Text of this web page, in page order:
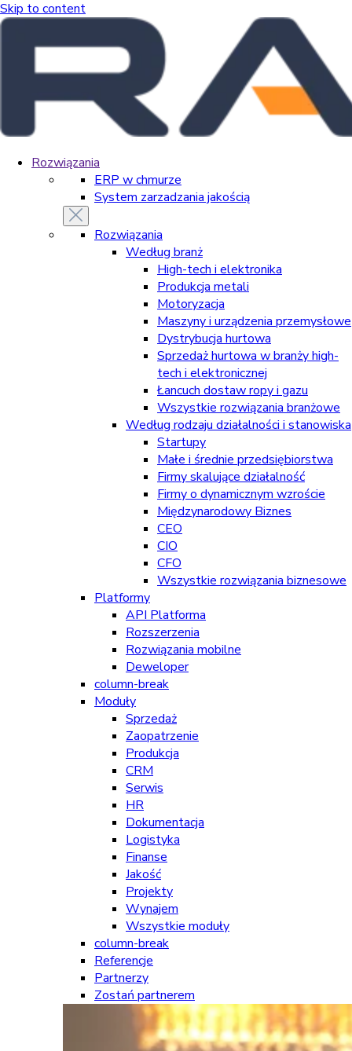
Skip to content
Rozwiązania
ERP w chmurze
System zarzadzania jakością
Rozwiązania
Według branż
High-tech i elektronika
Produkcja metali
Motoryzacja
Maszyny i urządzenia przemysłowe
Dystrybucja hurtowa
Sprzedaż hurtowa w branży high-
tech i elektronicznej
Łancuch dostaw ropy i gazu
Wszystkie rozwiązania branżowe
Według rodzaju działalności i stanowiska
Startupy
Małe i średnie przedsiębiorstwa
Firmy skalujące działalność
Firmy o dynamicznym wzroście
Międzynarodowy Biznes
CEO
CIO
CFO
Wszystkie rozwiązania biznesowe
Platformy
API Platforma
Rozszerzenia
Rozwiązania mobilne
Deweloper
column-break
Moduły
Sprzedaż
Zaopatrzenie
Produkcja
CRM
Serwis
HR
Dokumentacja
Logistyka
Finanse
Jakość
Projekty
Wynajem
Wszystkie moduły
column-break
Referencje
Partnerzy
Zostań partnerem